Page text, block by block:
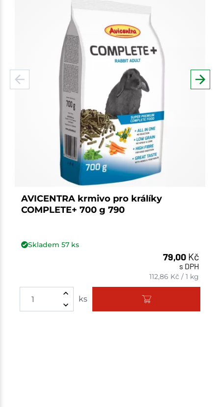
AVICENTRA krmivo pro králíky
COMPLETE+ 700 g 790
Skladem 57ks
79,00 Kč
s DPH
112,86 Kč /1 kg
ks Množství